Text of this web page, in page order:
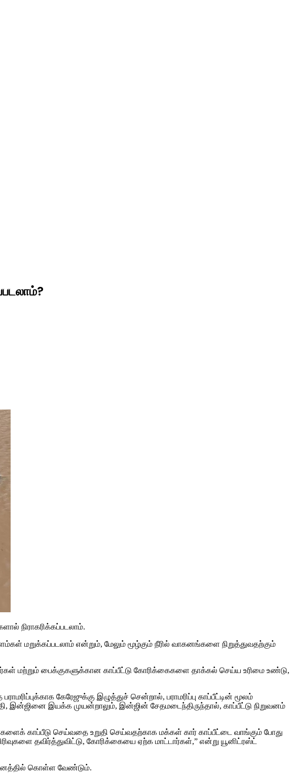
நிராகரிக்கப்படலாம்.
என்றும், மேலும் மூழ்கும் நீரில் வாகனங்களை நிறுத்துவதற்கும்
மற்றும் பைக்குகளுக்கான காப்பீட்டு கோரிக்கைகளை தாக்கல் செய்ய உரிமை உண்டு,
கேரேஜுக்கு இழுத்துச் சென்றால், பராமரிப்பு காப்பீட்டின் மூலம்
இன்ஜினை இயக்க முயன்றாலும், இன்ஜின் சேதமடைந்திருந்தால், காப்பீட்டு நிறுவனம்
காப்பீடு செய்வதை உறுதி செய்வதற்காக மக்கள் கார் காப்பீட்டை வாங்கும் போது
தவிர்த்துவிட்டு, கோரிக்கையை ஏற்க மாட்டார்கள்,” என்று யூனிட்ரஸ்ட்
கவனத்தில் கொள்ள வேண்டும்.